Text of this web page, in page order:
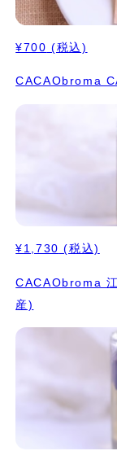
¥700 (税込)
CACAObroma
¥1,730 (税込)
CACAObroma
産)